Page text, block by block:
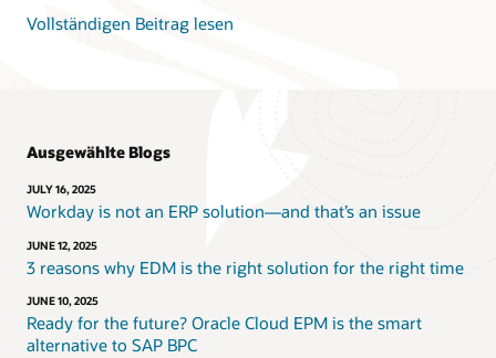
Vollständigen Beitrag lesen
Ausgewählte Blogs
JULY 16, 2025
Workday is not an ERP solution—and that’s an issue
JUNE 12, 2025
3 reasons why EDM is the right solution for the right time
JUNE 10, 2025
Ready for the future? Oracle Cloud EPM is the smart
alternative to SAP BPC